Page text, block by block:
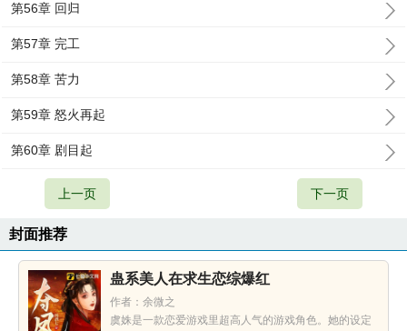
第56章 回归
第57章 完工
第58章 苦力
第59章 怒火再起
第60章 剧目起
上一页 下一页
封面推荐
蛊系美人在求生恋综爆红
作者：余微之
虞姝是一款恋爱游戏里超高人气的游戏角色。她的设定